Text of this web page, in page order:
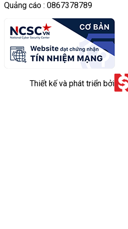
Quảng cáo : 0867378789
Thiết kế và phát triển bởi